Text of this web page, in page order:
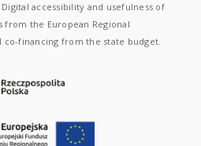
Digital accessibility and usefulness of
the European Regional
co-financing from the state budget.